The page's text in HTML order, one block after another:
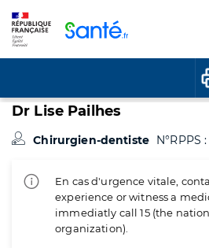
Dr Lise Pailhes
Chirurgien-dentiste N°RPPS :
En cas d'urgence vitale,
experience or witness a
immediatly call 15 (the
organization).